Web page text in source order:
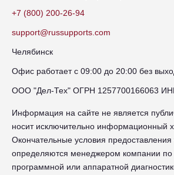
+7 (800) 200-26-94
support@russupports.com
Челябинск
Офис работает с 09:00 до 20:00 без
ООО "Дел-Тех" ОГРН 1257700166063
Информация на сайте не является
носит исключительно информационный
Окончательные условия предоставления
определяются менеджером компании по
программной или аппаратной